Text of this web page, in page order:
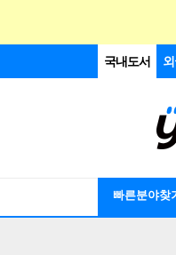
국내도서
빠른분야찾